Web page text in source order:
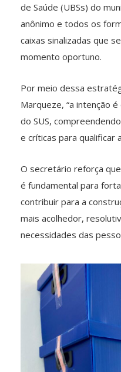
de Saúde (UBSs) do
anônimo e todos os
caixas sinalizadas que
momento oportuno.
Por meio dessa
Marqueze, “a intenção
do SUS,
e críticas para qualificar
O secretário reforça
é fundamental para
contribuir para a
mais acolhedor,
necessidades das